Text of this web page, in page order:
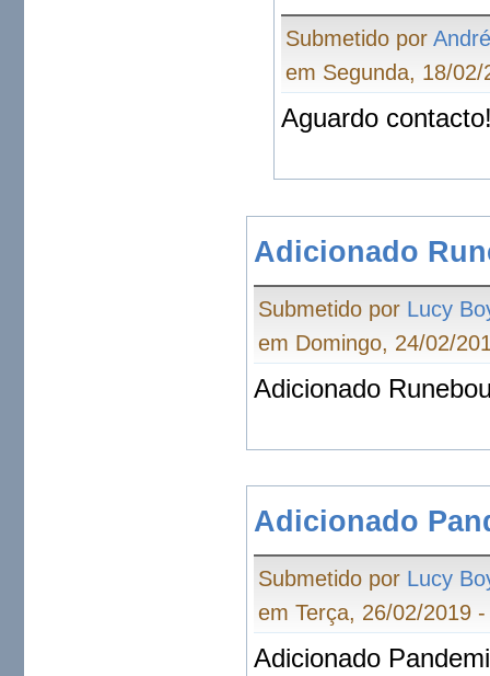
Submetido por
em Segunda, 18/
Aguardo
Adicionado
Submetido por Lucy
em Domingo, 24/02/
Adicionado
Adicionado
Submetido por Lucy
em Terça, 26/02/2019
Adicionado